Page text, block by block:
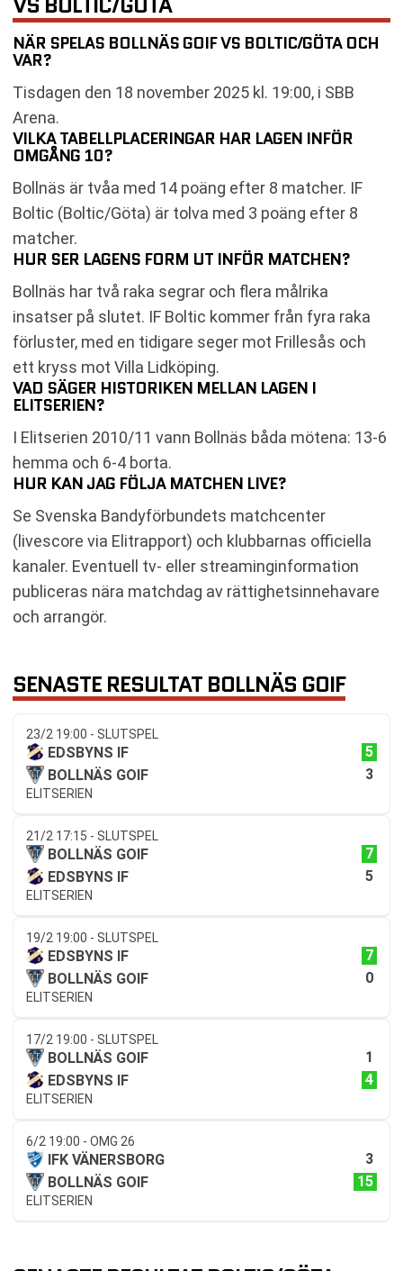
NÄR SPELAS BOLLNÄS GOIF VS BOLTIC/GÖTA OCH
VAR?
Tisdagen den 18 november 2025 kl. 19:00, i SBB
Arena.
VILKA TABELLPLACERINGAR HAR LAGEN INFÖR
OMGÅNG 10?
Bollnäs är tvåa med 14 poäng efter 8 matcher. IF
Boltic (Boltic/Göta) är tolva med 3 poäng efter 8
matcher.
HUR SER LAGENS FORM UT INFÖR MATCHEN?
Bollnäs har två raka segrar och flera målrika
insatser på slutet. IF Boltic kommer från fyra raka
förluster, med en tidigare seger mot Frillesås och
ett kryss mot Villa Lidköping.
VAD SÄGER HISTORIKEN MELLAN LAGEN I
ELITSERIEN?
I Elitserien 2010/11 vann Bollnäs båda mötena: 13-6
hemma och 6-4 borta.
HUR KAN JAG FÖLJA MATCHEN LIVE?
Se Svenska Bandyförbundets matchcenter
(livescore via Elitrapport) och klubbarnas officiella
kanaler. Eventuell tv- eller streaminginformation
publiceras nära matchdag av rättighetsinnehavare
och arrangör.
SENASTE RESULTAT BOLLNÄS GOIF
23/2 19:00 - SLUTSPEL
EDSBYNS IF
5
BOLLNÄS GOIF
3
ELITSERIEN
21/2 17:15 - SLUTSPEL
BOLLNÄS GOIF
7
EDSBYNS IF
5
ELITSERIEN
19/2 19:00 - SLUTSPEL
EDSBYNS IF
7
BOLLNÄS GOIF
0
ELITSERIEN
17/2 19:00 - SLUTSPEL
BOLLNÄS GOIF
1
EDSBYNS IF
4
ELITSERIEN
6/2 19:00 - OMG 26
IFK VÄNERSBORG
3
BOLLNÄS GOIF
15
ELITSERIEN